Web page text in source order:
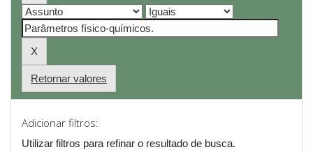
Retornar valores
Adicionar filtros:
Utilizar filtros para refinar o resultado de busca.